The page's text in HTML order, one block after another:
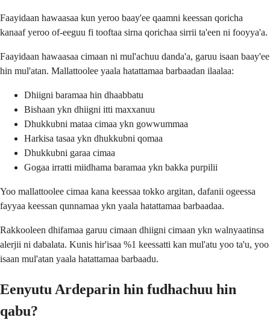
Faayidaan hawaasaa kun yeroo baay'ee qaamni keessan qoricha
kanaaf yeroo of-eeguu fi tooftaa sirna qorichaa sirrii ta'een ni fooyya'a.
Faayidaan hawaasaa cimaan ni mul'achuu danda'a, garuu isaan baay'ee
hin mul'atan. Mallattoolee yaala hatattamaa barbaadan ilaalaa:
Dhiigni baramaa hin dhaabbatu
Bishaan ykn dhiigni itti maxxanuu
Dhukkubni mataa cimaa ykn gowwummaa
Harkisa tasaa ykn dhukkubni qomaa
Dhukkubni garaa cimaa
Gogaa irratti miidhama baramaa ykn bakka purpilii
Yoo mallattoolee cimaa kana keessaa tokko argitan, dafanii ogeessa
fayyaa keessan qunnamaa ykn yaala hatattamaa barbaadaa.
Rakkooleen dhifamaa garuu cimaan dhiigni cimaan ykn walnyaatinsa
alerjii ni dabalata. Kunis hir'isaa %1 keessatti kan mul'atu yoo ta'u, yoo
isaan mul'atan yaala hatattamaa barbaadu.
Eenyutu Ardeparin hin fudhachuu hin
qabu?